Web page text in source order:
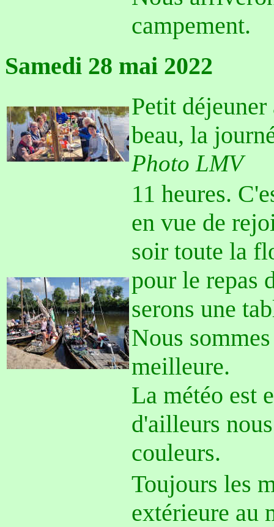
campement.
Samedi 28 mai 2022
Petit
beau, la
Photo LMV
11 heures.
en vue de
soir toute la
pour le repas
serons une
Nous
meilleure.
La météo est
d'ailleurs
couleurs.
Toujours les
extérieure au